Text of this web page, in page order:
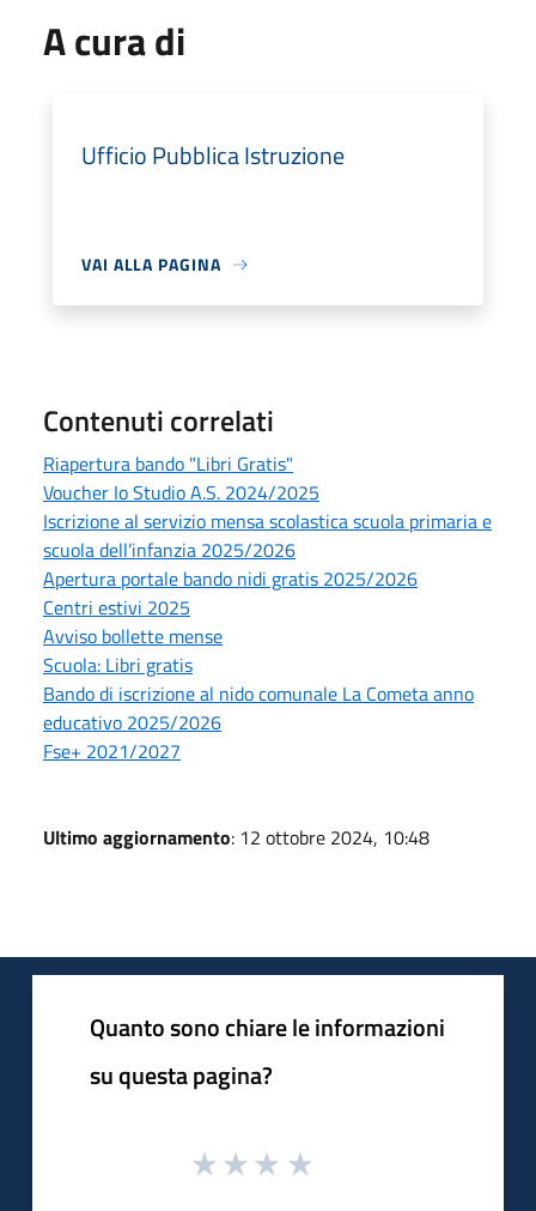
A cura di
Ufficio Pubblica Istruzione
VAI ALLA PAGINA
Contenuti correlati
Riapertura bando "Libri Gratis"
Voucher Io Studio A.S. 2024/2025
Iscrizione al servizio mensa scolastica scuola primaria e
scuola dell’infanzia 2025/2026
Apertura portale bando nidi gratis 2025/2026
Centri estivi 2025
Avviso bollette mense
Scuola: Libri gratis
Bando di iscrizione al nido comunale La Cometa anno
educativo 2025/2026
Fse+ 2021/2027
Ultimo aggiornamento: 12 ottobre 2024, 10:48
Quanto sono chiare le informazioni
su questa pagina?